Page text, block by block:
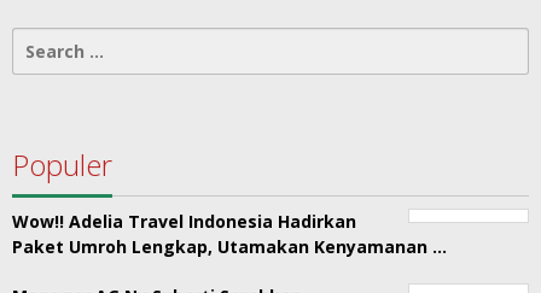
Search
for:
Populer
Wow!! Adelia Travel Indonesia Hadirkan
Paket Umroh Lengkap, Utamakan Kenyamanan …